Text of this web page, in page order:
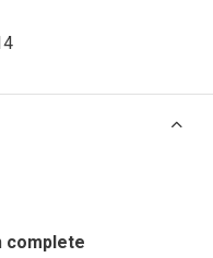
complete